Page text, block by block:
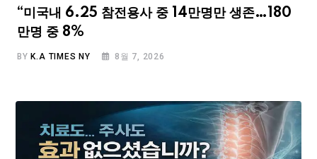
“미국내 6.25 참전용사 중 14만명만 생존…180
만명 중 8%
BY K.A TIMES NY 8월 7, 2026